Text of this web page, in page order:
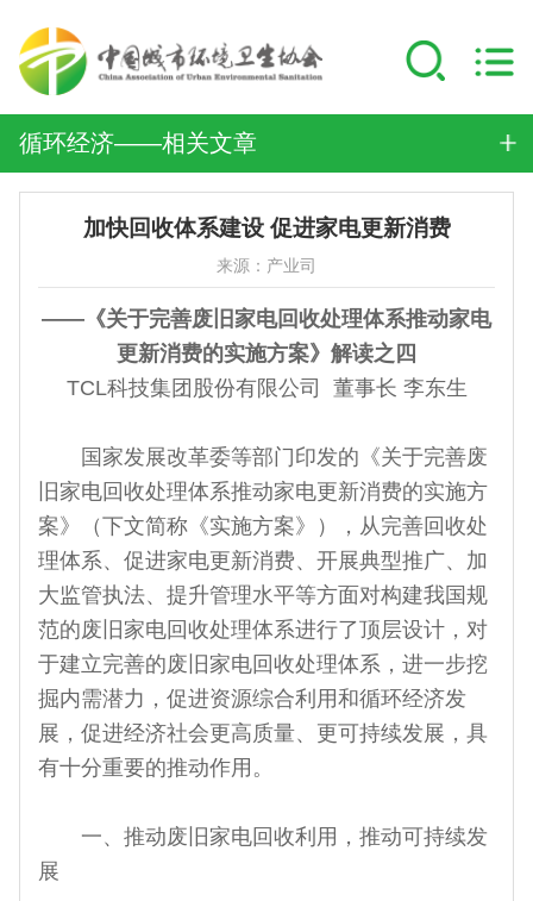
循环经济——相关文章
加快回收体系建设 促进家电更新消费
来源：产业司
——《关于完善废旧家电回收处理体系推动家电
更新消费的实施方案》解读之四
TCL科技集团股份有限公司 董事长 李东生
国家发展改革委等部门印发的《关于完善废
旧家电回收处理体系推动家电更新消费的实施方
案》（下文简称《实施方案》），从完善回收处
理体系、促进家电更新消费、开展典型推广、加
大监管执法、提升管理水平等方面对构建我国规
范的废旧家电回收处理体系进行了顶层设计，对
于建立完善的废旧家电回收处理体系，进一步挖
掘内需潜力，促进资源综合利用和循环经济发
展，促进经济社会更高质量、更可持续发展，具
有十分重要的推动作用。
一、推动废旧家电回收利用，推动可持续发
展